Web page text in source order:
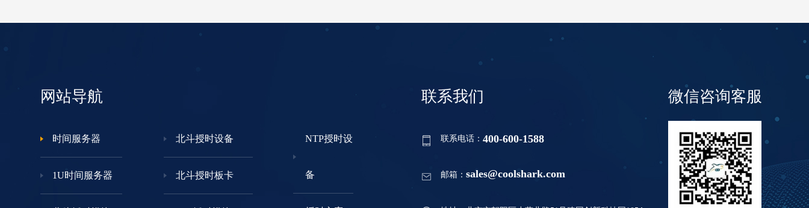
网站导航
时间服务器 北斗授时设备 NTP授时设
备
1U时间服务器 北斗授时板卡
联系我们
联系电话：400-600-1588
邮箱：sales@coolshark.com
微信咨询客服